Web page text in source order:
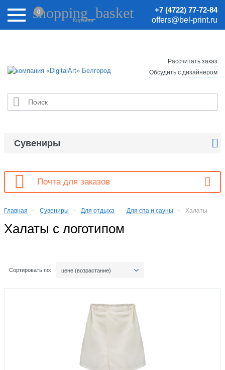
Внимание! Цены на сайте могут быть неактуальными.
Актуальные цены уточняйте у менеджеров.
+7 (4722) 77-72-84
offers@bel-print.ru
shopping_basket
Корзина
0

Рассчитать заказ
Обсудить с дизайнером
Сувениры 
 Почта для заказов
Главная Сувениры Для отдыха Для спа и сауны Халаты
Халаты с логотипом
Сортировать по: цене (возрастание)